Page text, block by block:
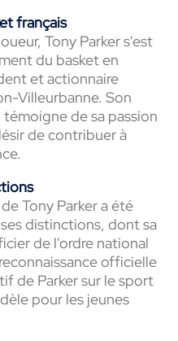
français
Tony Parker s'est
du basket en
et actionnaire
Villeurbanne. Son
de sa passion
de contribuer à
Tony Parker a été
distinctions, dont sa
de l'ordre national
officielle
de Parker sur le sport
pour les jeunes